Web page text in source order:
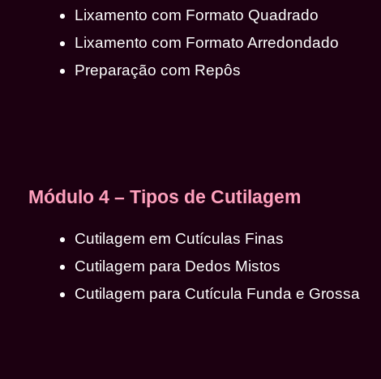
Lixamento com Formato Quadrado
Lixamento com Formato Arredondado
Preparação com Repôs
Módulo 4 – Tipos de Cutilagem
Cutilagem em Cutículas Finas
Cutilagem para Dedos Mistos
Cutilagem para Cutícula Funda e Grossa